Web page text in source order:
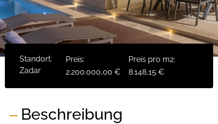
Standort:
Zadar
Preis:
2.200.000,00 €
Preis pro m2:
8.148,15 €
Beschreibung